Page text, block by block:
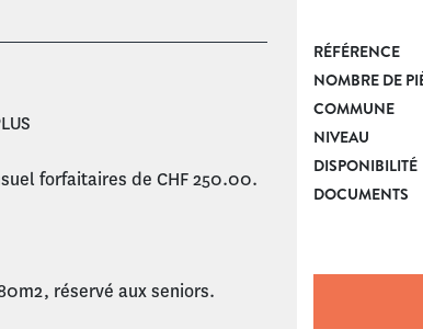
forfaitaires de CHF 250.00.
réservé aux seniors.
RÉFÉRENCE
NOMBRE DE
COMMUNE
NIVEAU
DISPONIBILITÉ
DOCUMENTS